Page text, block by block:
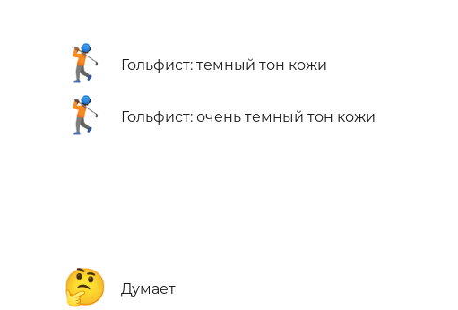
🏌🏾 Гольфист: темный тон кожи
🏌🏿 Гольфист: очень темный тон кожи
🤔 Думает